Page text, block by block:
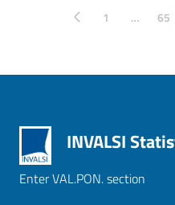
Pagina precedente1 … 65
INVALSI
Enter VAL.PON. section